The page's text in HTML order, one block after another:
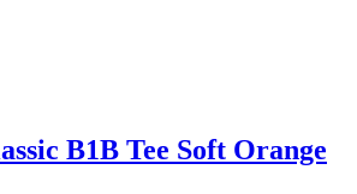
B1B Tee Soft Orange